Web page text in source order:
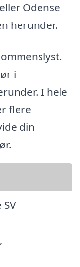
Odense
herunder.
i
I hele
flere
din